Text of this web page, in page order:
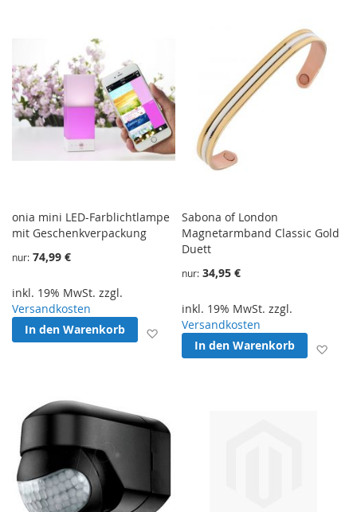
onia mini LED-Farblichtlampe
mit Geschenkverpackung
nur 74,99 €
inkl. 19% MwSt. zzgl.
Versandkosten
In den Warenkorb
Zur Wunschliste hinzufügen
Sabona of London
Magnetarmband Classic Gold
Duett
nur 34,95 €
inkl. 19% MwSt. zzgl.
Versandkosten
In den Warenkorb